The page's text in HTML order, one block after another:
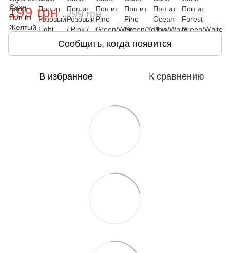
199 грн 299 грн
Сообщить, когда появится
В избранное К сравнению